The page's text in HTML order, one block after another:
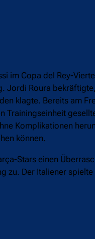
im Copa del Rey-
Jordi Roura
klagte. Bereits am
Trainingseinheit
Komplikationen
können.
Stars einen
zu. Der Italiener